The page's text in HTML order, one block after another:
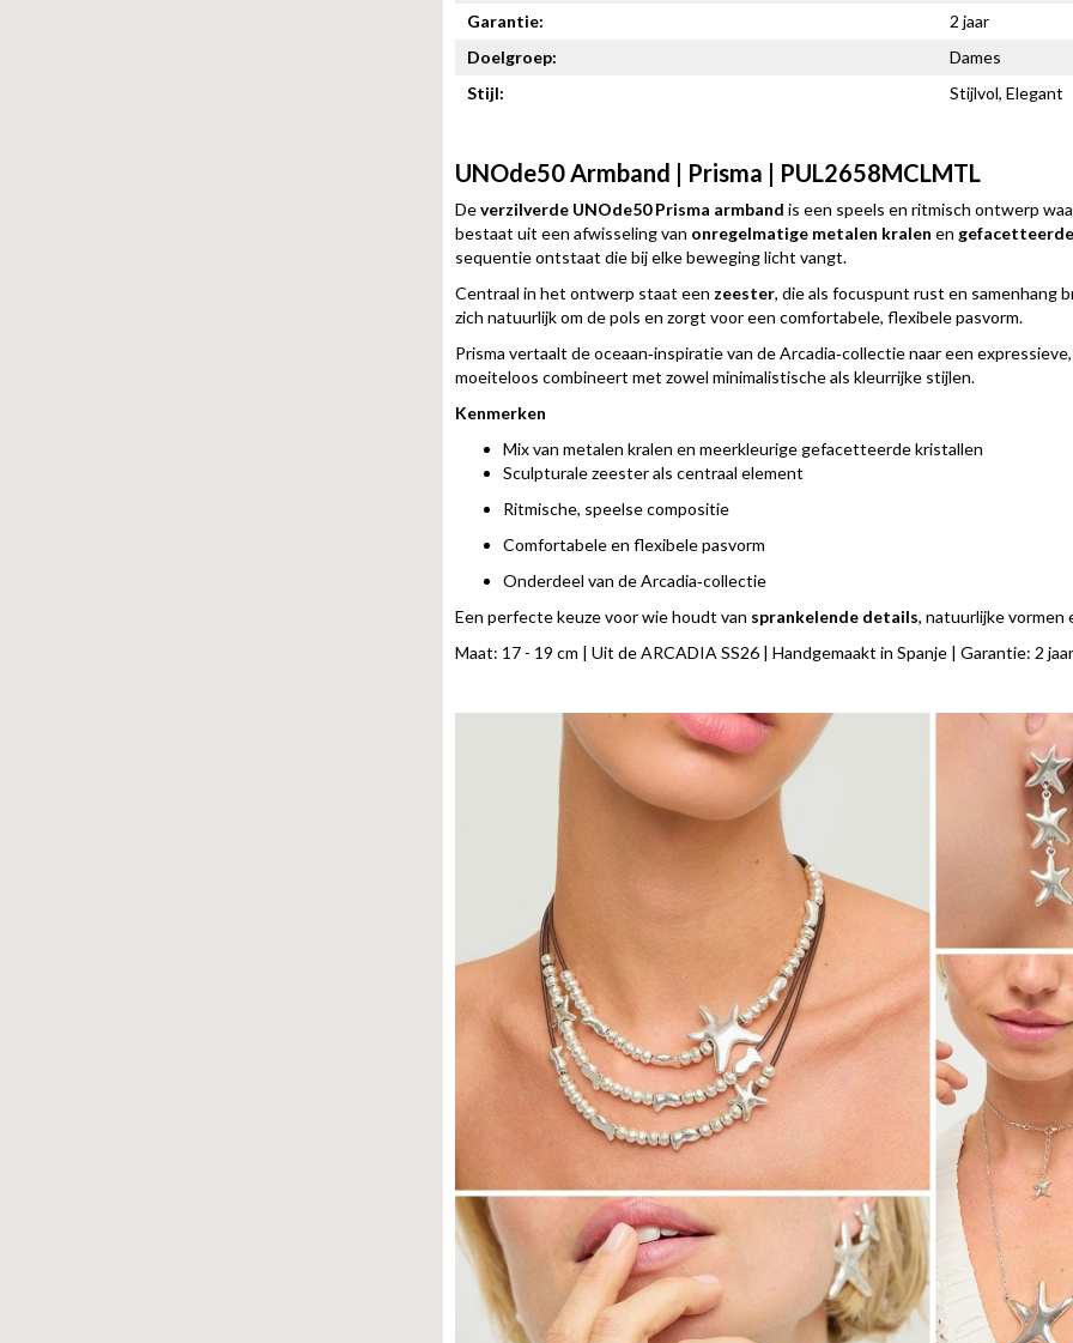
Garantie:
2 jaar
Doelgroep:
Dames
Stijl:
Stijlvol, Elegant
UNOde50 Armband | Prisma | PUL2658MCLMTL
Deverzilverde UNOde50 Prisma armband is een speels en ritmisch ontwerp
bestaat uit een afwisseling van onregelmatige metalen kralen en
sequentie ontstaat die bij elke beweging licht vangt.
Centraal in het ontwerp staat een zeester, die als focuspunt rust en samenhang
zich natuurlijk om de pols en zorgt voor een comfortabele, flexibele pasvorm.
Prisma vertaalt de oceaan‑inspiratie van de Arcadia‑collectie naar een
moeiteloos combineert met zowel minimalistische als kleurrijke stijlen.
Kenmerken
Mix van metalen kralen en meerkleurige gefacetteerde kristallen
Sculpturale zeester als centraal element
Ritmische, speelse compositie
Comfortabele en flexibele pasvorm
Onderdeel van de Arcadia‑collectie
Een perfecte keuze voor wie houdt van sprankelende details, natuurlijke vormen
Maat: 17 - 19 cm | Uit de ARCADIA SS26 | Handgemaakt in Spanje | Garantie: 2